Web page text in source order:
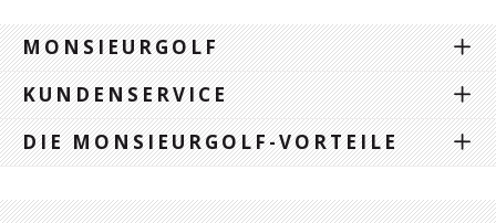
MONSIEURGOLF
KUNDENSERVICE
DIE MONSIEURGOLF-VORTEILE